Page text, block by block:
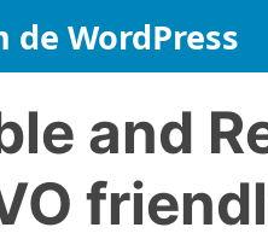
de WordPress
and